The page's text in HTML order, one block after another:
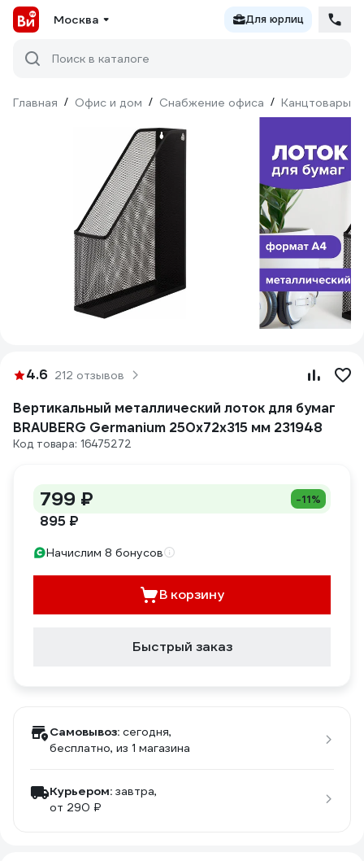
Москва Для юрлиц
Поиск в каталоге
Главная / Офис и дом / Снабжение офиса / Канцтовары
4.6 212 отзывов
Вертикальный металлический лоток для бумаг
BRAUBERG Germanium 250х72х315 мм 231948
Код товара: 16475272
799 ₽ -11%
895 ₽
Начислим 8 бонусов
В корзину
Быстрый заказ
Самовывоз: сегодня,
бесплатно, из 1 магазина
Курьером: завтра,
от 290 ₽